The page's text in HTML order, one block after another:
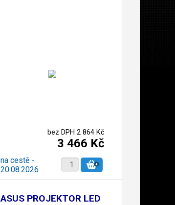
bez DPH 2 864 Kč
3 466 Kč
na cestě -
20.08.2026
ASUS PROJEKTOR LED